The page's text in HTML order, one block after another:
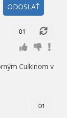
ODOSLAŤ
01
Culkinom v
01